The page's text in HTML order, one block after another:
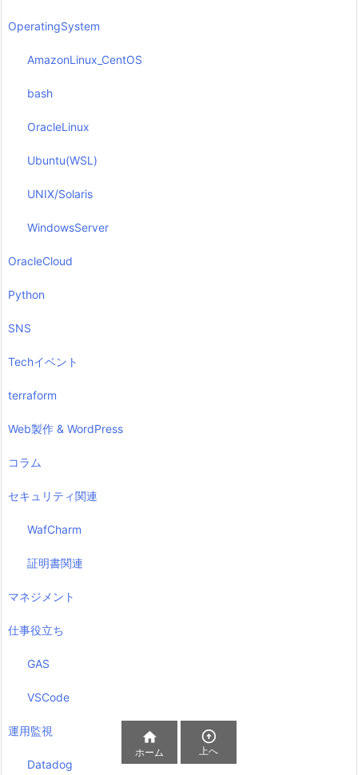
OperatingSystem
AmazonLinux_CentOS
bash
OracleLinux
Ubuntu(WSL)
UNIX/Solaris
WindowsServer
OracleCloud
Python
SNS
Techイベント
terraform
Web製作 & WordPress
コラム
セキュリティ関連
WafCharm
証明書関連
マネジメント
仕事役立ち
GAS
VSCode
運用監視
Datadog

ホーム

上へ